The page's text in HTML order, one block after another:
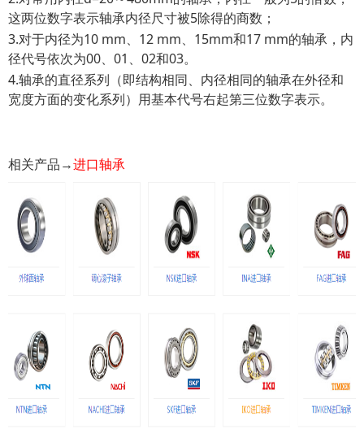
这两位数字表示轴承内径尺寸被5除得的商数；
3.对于内径为10 mm、12 mm、15mm和17 mm的轴承，内
径代号依次为00、01、02和03。
4.轴承的直径系列（即结构相同、内径相同的轴承在外径和
宽度方面的变化系列）用基本代号右起第三位数字表示。
相关产品→进口轴承